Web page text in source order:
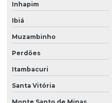
Inhapim
Ibiá
Muzambinho
Perdões
Itambacuri
Santa Vitória